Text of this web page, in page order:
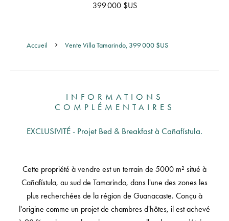
399 000 $US
Accueil Vente Villa Tamarindo, 399 000 $US
INFORMATIONS
COMPLÉMENTAIRES
EXCLUSIVITÉ - Projet Bed & Breakfast à Cañafístula.
Cette propriété à vendre est un terrain de 5000 m² situé à
Cañafístula, au sud de Tamarindo, dans l'une des zones les
plus recherchées de la région de Guanacaste. Conçu à
l'origine comme un projet de chambres d'hôtes, il est achevé